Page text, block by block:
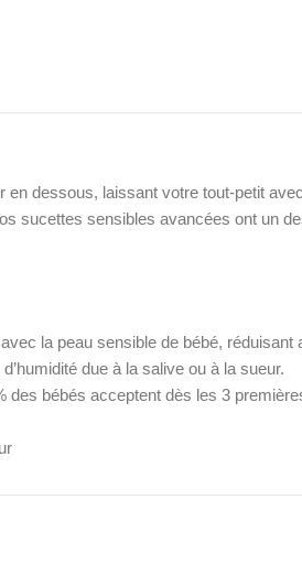
dessous, laissant votre tout-petit
sucettes sensibles avancées ont un
la peau sensible de bébé, réduisant
due à la salive ou à la sueur.
des bébés acceptent dès les 3